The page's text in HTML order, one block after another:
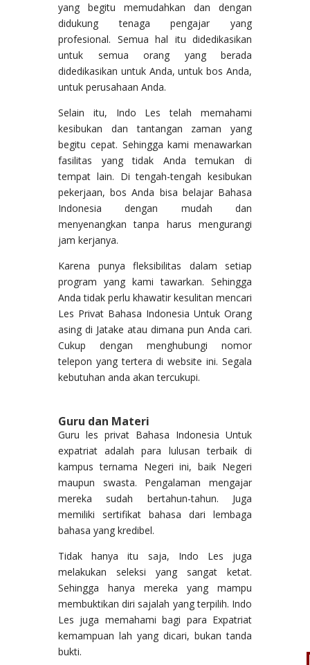
yang begitu memudahkan dan dengan
didukung tenaga pengajar yang
profesional. Semua hal itu didedikasikan
untuk semua orang yang berada
didedikasikan untuk Anda, untuk bos Anda,
untuk perusahaan Anda.
Selain itu, Indo Les telah memahami
kesibukan dan tantangan zaman yang
begitu cepat. Sehingga kami menawarkan
fasilitas yang tidak Anda temukan di
tempat lain. Di tengah-tengah kesibukan
pekerjaan, bos Anda bisa belajar Bahasa
Indonesia dengan mudah dan
menyenangkan tanpa harus mengurangi
jam kerjanya.
Karena punya fleksibilitas dalam setiap
program yang kami tawarkan. Sehingga
Anda tidak perlu khawatir kesulitan mencari
Les Privat Bahasa Indonesia Untuk Orang
asing di Jatake atau dimana pun Anda cari.
Cukup dengan menghubungi nomor
telepon yang tertera di website ini. Segala
kebutuhan anda akan tercukupi.
Guru dan Materi
Guru les privat Bahasa Indonesia Untuk
expatriat adalah para lulusan terbaik di
kampus ternama Negeri ini, baik Negeri
maupun swasta. Pengalaman mengajar
mereka sudah bertahun-tahun. Juga
memiliki sertifikat bahasa dari lembaga
bahasa yang kredibel.
Tidak hanya itu saja, Indo Les juga
melakukan seleksi yang sangat ketat.
Sehingga hanya mereka yang mampu
membuktikan diri sajalah yang terpilih. Indo
Les juga memahami bagi para Expatriat
kemampuan lah yang dicari, bukan tanda
bukti.